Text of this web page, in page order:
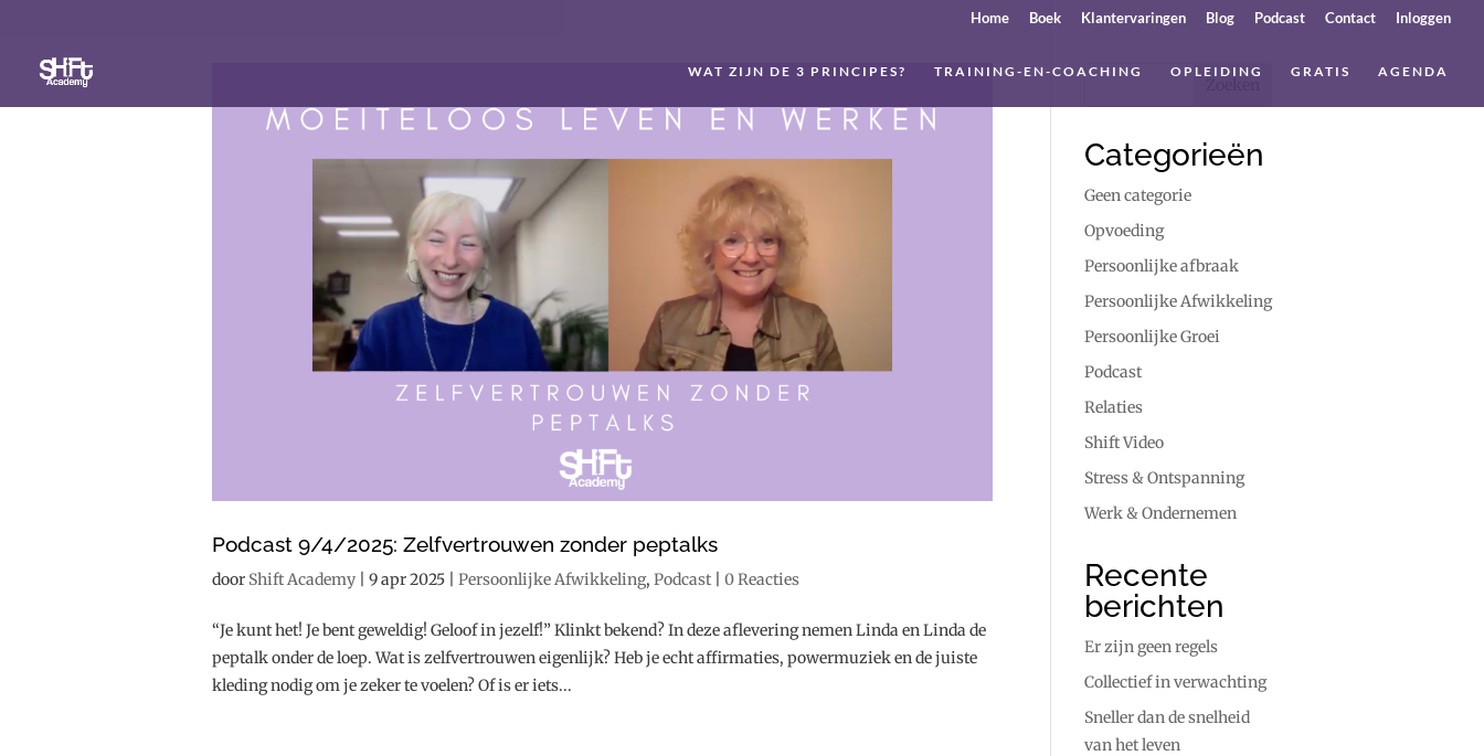
Home Boek Klantervaringen Blog Podcast Contact Inloggen
WAT ZIJN DE 3 PRINCIPES? TRAINING-EN-COACHING OPLEIDING GRATIS AGENDA
Podcast 9/4/2025: Zelfvertrouwen zonder peptalks
door Shift Academy 9 apr 2025 Persoonlijke Afwikkeling, Podcast 0 Reacties
“Je kunt het! Je bent geweldig! Geloof in jezelf!” Klinkt bekend? In deze aflevering nemen Linda en Linda de
peptalk onder de loep. Wat is zelfvertrouwen eigenlijk? Heb je echt affirmaties, powermuziek en de juiste
kleding nodig om je zeker te voelen? Of is er iets...
Categorieën
Geen categorie
Opvoeding
Persoonlijke afbraak
Persoonlijke Afwikkeling
Persoonlijke Groei
Podcast
Relaties
Shift Video
Stress & Ontspanning
Werk & Ondernemen
Recente
berichten
Er zijn geen regels
Collectief in verwachting
Sneller dan de snelheid
van het leven